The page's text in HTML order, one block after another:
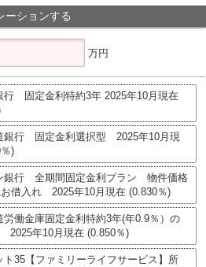
ーションする
万円
行 固定金利特約3年 2025年10月現在
銀行 固定金利選択型 2025年10月現
)
銀行 全期間固定金利プラン 物件価格
借入れ 2025年10月現在 (0.830％)
労働金庫固定金利特約3年(年0.9％）の
2025年10月現在 (0.850％)
ト35【ファミリーライフサービス】所